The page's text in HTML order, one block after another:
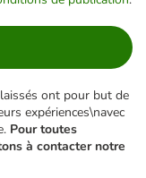
ont pour but de
expériences\navec
Pour toutes
à contacter notre